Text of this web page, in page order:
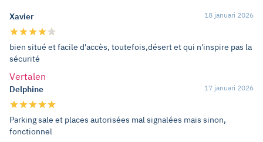
Xavier 18 januari 2026
bien situé et facile d'accès, toutefois,désert et qui n'inspire pas la
sécurité
Vertalen
Delphine 17 januari 2026
Parking sale et places autorisées mal signalées mais sinon,
fonctionnel